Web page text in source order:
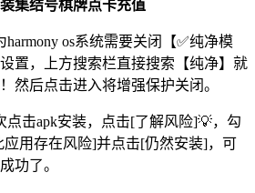
集结号棋牌点卡充值
harmony os系统需要关闭【✅纯净模
置，上方搜索栏直接搜索【纯净】就
然后点击进入将增强保护关闭。
点击apk安装，点击[了解风险]💡，勾
应用存在风险]并点击[仍然安装]，可
功了。